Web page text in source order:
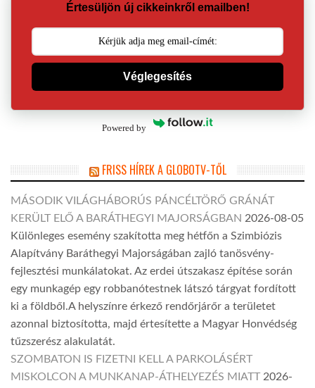
Értesüljön új cikkeinkről emailben!
Véglegesítés
Powered by
FRISS HÍREK A GLOBOTV-TŐL
MÁSODIK VILÁGHÁBORÚS PÁNCÉLTÖRŐ GRÁNÁT
KERÜLT ELŐ A BARÁTHEGYI MAJORSÁGBAN 2026-08-05
Különleges esemény szakította meg hétfőn a Szimbiózis
Alapítvány Baráthegyi Majorságában zajló tanösvény-
fejlesztési munkálatokat. Az erdei útszakasz építése során
egy munkagép egy robbanótestnek látszó tárgyat fordított
ki a földből.A helyszínre érkező rendőrjárőr a területet
azonnal biztosította, majd értesítette a Magyar Honvédség
tűzszerész alakulatát.
SZOMBATON IS FIZETNI KELL A PARKOLÁSÉRT
MISKOLCON A MUNKANAP-ÁTHELYEZÉS MIATT 2026-